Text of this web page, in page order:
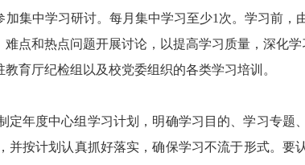
集中学习研讨。每月集中学习至少1次。学习前，
点和热点问题开展讨论，以提高学习质量，深化学
育厅纪检组以及校党委组织的各类学习培训。
定年度中心组学习计划，明确学习目的、学习专题
按计划认真抓好落实，确保学习不流于形式。要